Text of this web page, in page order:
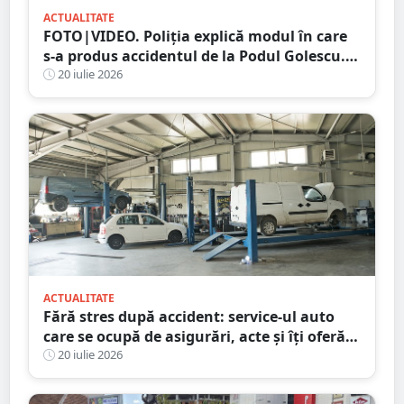
ACTUALITATE
FOTO|VIDEO. Poliția explică modul în care
s-a produs accidentul de la Podul Golescu.
Biciclist lovit de o mașină
20 iulie 2026
ACTUALITATE
Fără stres după accident: service-ul auto
care se ocupă de asigurări, acte și îți oferă
mașină la schimb
20 iulie 2026